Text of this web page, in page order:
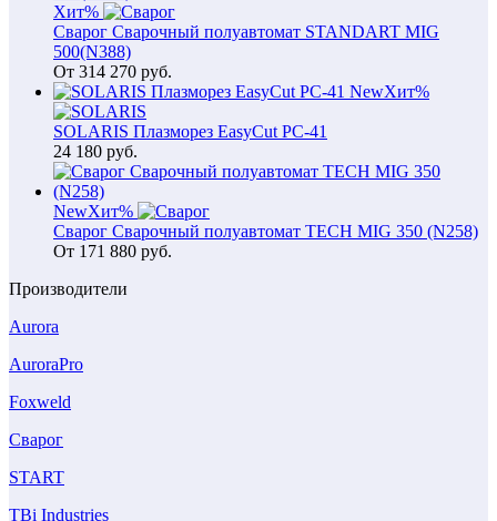
Хит%
Сварог Сварочный полуавтомат STANDART MIG
500(N388)
От 314 270 руб.
NewХит%
SOLARIS Плазморез EasyCut PC-41
24 180 руб.
NewХит%
Сварог Сварочный полуавтомат TECH MIG 350 (N258)
От 171 880 руб.
Производители
Aurora
AuroraPro
Foxweld
Сварог
START
TBi Industries